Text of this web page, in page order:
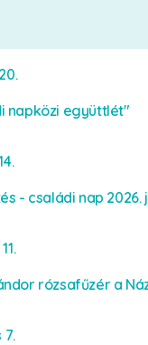
napközi együttlét"
7.